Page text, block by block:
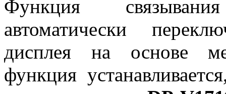
Функция
автоматически
дисплея на основе
функция